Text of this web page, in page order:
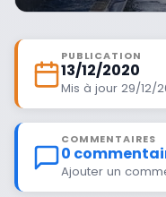
PUBLICATION
13/12/2020
Mis à jour 29/12/
COMMENTAIRES
0
Ajouter un